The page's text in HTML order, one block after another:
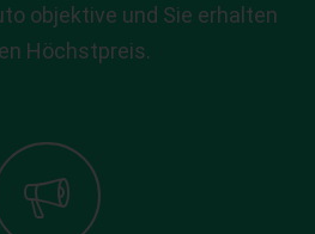
objektive und Sie erhalten
Höchstpreis.